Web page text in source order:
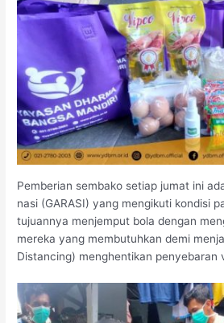
Pemberian sembako setiap jumat ini
nasi (GARASI) yang mengikuti kondisi
tujuannya menjemput bola dengan
mereka yang membutuhkan demi
Distancing) menghentikan penyebaran